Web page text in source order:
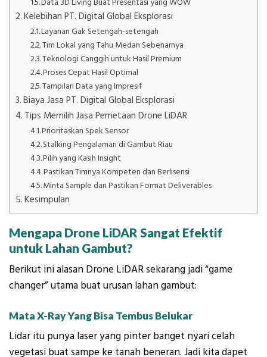
Data 3D Living Buat Presentasi yang WOW
Kelebihan PT. Digital Global Eksplorasi
Layanan Gak Setengah-setengah
Tim Lokal yang Tahu Medan Sebenarnya
Teknologi Canggih untuk Hasil Premium
Proses Cepat Hasil Optimal
Tampilan Data yang Impresif
Biaya Jasa PT. Digital Global Eksplorasi
Tips Memilih Jasa Pemetaan Drone LiDAR
Prioritaskan Spek Sensor
Stalking Pengalaman di Gambut Riau
Pilih yang Kasih Insight
Pastikan Timnya Kompeten dan Berlisensi
Minta Sample dan Pastikan Format Deliverables
Kesimpulan
Mengapa Drone LiDAR Sangat Efektif
untuk Lahan Gambut?
Berikut ini alasan Drone LiDAR sekarang jadi “game
changer” utama buat urusan lahan gambut:
Mata X-Ray Yang Bisa Tembus Belukar
Lidar itu punya laser yang pinter banget nyari celah
vegetasi buat sampe ke tanah beneran. Jadi kita dapet